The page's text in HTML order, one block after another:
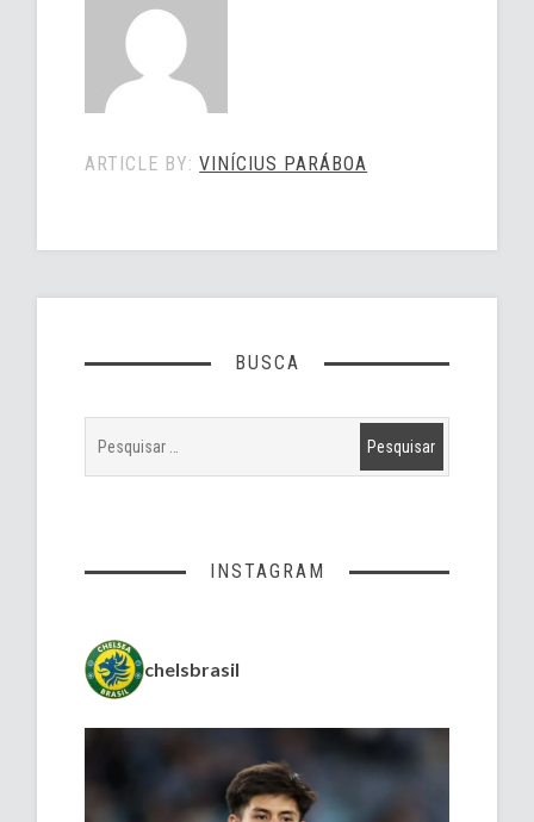
ARTICLE BY:VINÍCIUS PARÁBOA
BUSCA
INSTAGRAM
chelsbrasil